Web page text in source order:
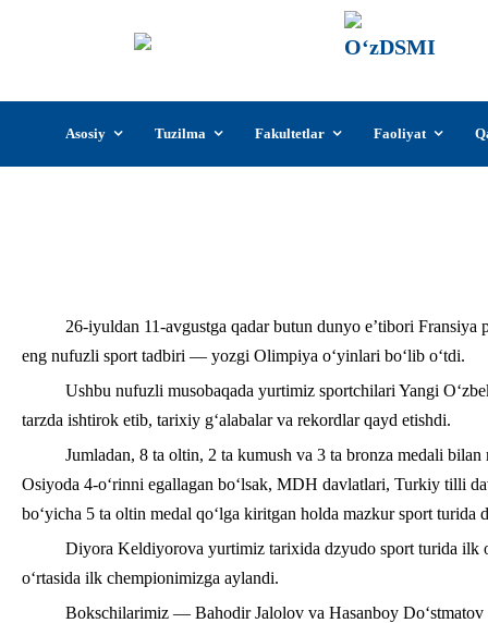
content
Asosiy Tuzilma Fakultetlar Faoliyat
26-iyuldan 11-avgustga qadar butun dunyo e’tibori
eng nufuzli sport tadbiri — yozgi Olimpiya o‘yinlari bo‘lib o‘tdi.
Ushbu nufuzli musobaqada yurtimiz sportchilari Yangi
tarzda ishtirok etib, tarixiy g‘alabalar va rekordlar qayd etishdi.
Jumladan, 8 ta oltin, 2 ta kumush va 3 ta bronza medali
Osiyoda 4-o‘rinni egallagan bo‘lsak, MDH davlatlari, Turkiy tilli
bo‘yicha 5 ta oltin medal qo‘lga kiritgan holda mazkur sport
Diyora Keldiyorova yurtimiz tarixida dzyudo sport turida ilk
o‘rtasida ilk chempionimizga aylandi.
Bokschilarimiz — Bahodir Jalolov va Hasanboy